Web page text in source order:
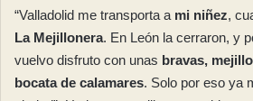
“Valladolid me transporta a mi niñez,
La Mejillonera. En León la cerraron, y
vuelvo disfruto con unas bravas,
bocata de calamares. Solo por eso ya